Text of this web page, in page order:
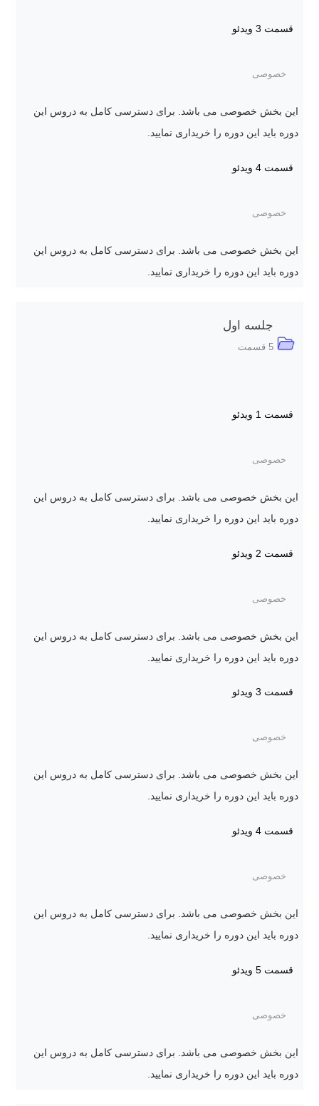
قسمت 3 ویدئو
خصوصی
این بخش خصوصی می باشد. برای دسترسی کامل به دروس این
دوره باید این دوره را خریداری نمایید.
قسمت 4 ویدئو
خصوصی
این بخش خصوصی می باشد. برای دسترسی کامل به دروس این
دوره باید این دوره را خریداری نمایید.
جلسه اول
5 قسمت
قسمت 1 ویدئو
خصوصی
این بخش خصوصی می باشد. برای دسترسی کامل به دروس این
دوره باید این دوره را خریداری نمایید.
قسمت 2 ویدئو
خصوصی
این بخش خصوصی می باشد. برای دسترسی کامل به دروس این
دوره باید این دوره را خریداری نمایید.
قسمت 3 ویدئو
خصوصی
این بخش خصوصی می باشد. برای دسترسی کامل به دروس این
دوره باید این دوره را خریداری نمایید.
قسمت 4 ویدئو
خصوصی
این بخش خصوصی می باشد. برای دسترسی کامل به دروس این
دوره باید این دوره را خریداری نمایید.
قسمت 5 ویدئو
خصوصی
این بخش خصوصی می باشد. برای دسترسی کامل به دروس این
دوره باید این دوره را خریداری نمایید.